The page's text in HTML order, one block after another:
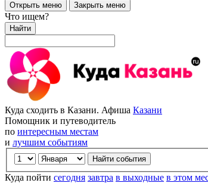
Открыть меню Закрыть меню
Что ищем?
Найти
Куда сходить в Казани. Афиша Казани
Помощник и путеводитель
по интересным местам
и лучшим событиям
Куда пойти сегодня завтра в выходные в этом